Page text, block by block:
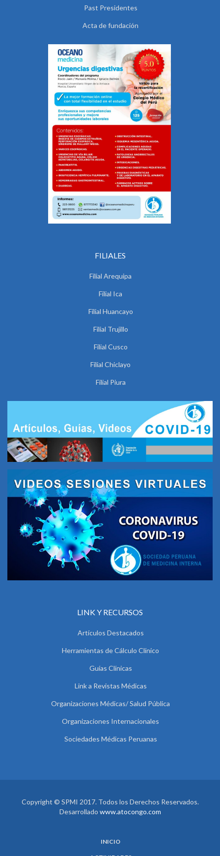
Past Presidentes
Acta de fundación
FILIALES
Filial Arequipa
Filial Ica
Filial Huancayo
Filial Trujillo
Filial Cusco
Filial Chiclayo
Filial Piura
LINK Y RECURSOS
Artículos Destacados
Herramientas de Cálculo Clínico
Guías Clínicas
Link a Revistas Médicas
Organizaciones Médicas/ Salud Pública
Organizaciones Internacionales
Sociedades Médicas Peruanas
Copyright © SPMI 2017. Todos los Derechos Reservados.
Desarrollado www.atocongo.com
INICIO